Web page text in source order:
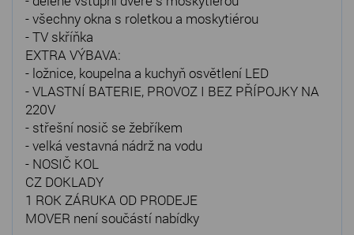
- všechny okna s roletkou a moskytiérou
- TV skříňka
EXTRA VÝBAVA:
- ložnice, koupelna a kuchyň osvětlení LED
- VLASTNÍ BATERIE, PROVOZ I BEZ PŘÍPOJKY NA
220V
- střešní nosič se žebříkem
- velká vestavná nádrž na vodu
- NOSIČ KOL
CZ DOKLADY
1 ROK ZÁRUKA OD PRODEJE
MOVER není součástí nabídky